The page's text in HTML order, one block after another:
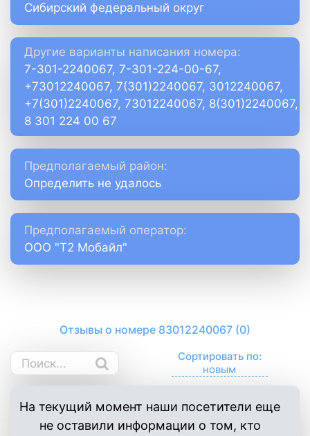
Сибирский федеральный округ
Другие варианты написания номера:
7-301-2240067, 7-301-224-00-67,
+73012240067, 7(301)2240067, 3012240067,
+7(301)2240067, 73012240067, 8(301)2240067,
8 301 224 00 67
Предполагаемый район:
Определить не удалось
Предполагаемый оператор:
ООО "Т2 Мобайл"
Отзывы о номере 83012240067 (0)
Сортировать по:
На текущий момент наши посетители еще
не оставили информации о том, кто